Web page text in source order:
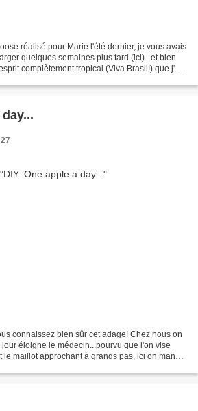
réalisé pour Marie l'été dernier, je vous avais
quelques semaines plus tard (ici)...et bien
complètement tropical (Viva Brasil!) que j'ai
connaissez bien sûr cet adage! Chez nous on
éloigne le médecin...pourvu que l'on vise
le maillot approchant à grands pas, ici on mange